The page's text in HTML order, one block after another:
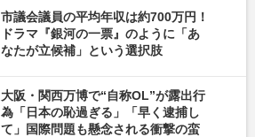
市議会議員の平均年収は約700万円！
ドラマ『銀河の一票』のように「あ
なたが立候補」という選択肢
大阪・関西万博で“自称OL”が露出行
為「日本の恥過ぎる」「早く逮捕し
て」国際問題も懸念される衝撃の蛮